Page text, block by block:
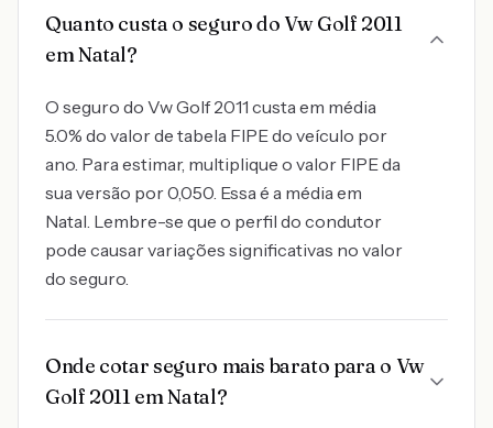
Quanto custa o seguro do Vw Golf 2011
em Natal?
O seguro do Vw Golf 2011 custa em média
5.0% do valor de tabela FIPE do veículo por
ano. Para estimar, multiplique o valor FIPE da
sua versão por 0,050. Essa é a média em
Natal. Lembre-se que o perfil do condutor
pode causar variações significativas no valor
do seguro.
Onde cotar seguro mais barato para o Vw
Golf 2011 em Natal?